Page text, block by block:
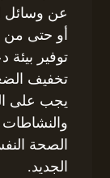
عن وسائل
أو حتى من
توفير
تخفيف
يجب على
الصحة
الجديد.